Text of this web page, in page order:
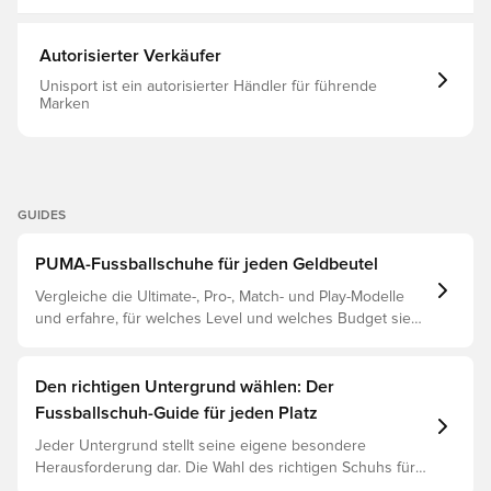
Autorisierter Verkäufer
Unisport ist ein autorisierter Händler für führende
Marken
GUIDES
PUMA-Fussballschuhe für jeden Geldbeutel
Vergleiche die Ultimate-, Pro-, Match- und Play-Modelle
und erfahre, für welches Level und welches Budget sie
Den richtigen Untergrund wählen: Der
Fussballschuh-Guide für jeden Platz
Jeder Untergrund stellt seine eigene besondere
Herausforderung dar. Die Wahl des richtigen Schuhs für